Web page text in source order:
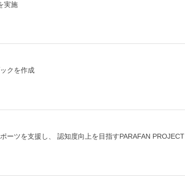
実施
クを作成
ーツを支援し、 認知度向上を目指すPARAFAN PROJECT